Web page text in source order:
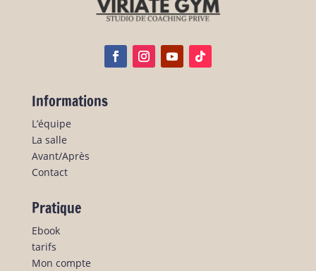
Informations
L’équipe
La salle
Avant/Après
Contact
Pratique
Ebook
tarifs
Mon compte